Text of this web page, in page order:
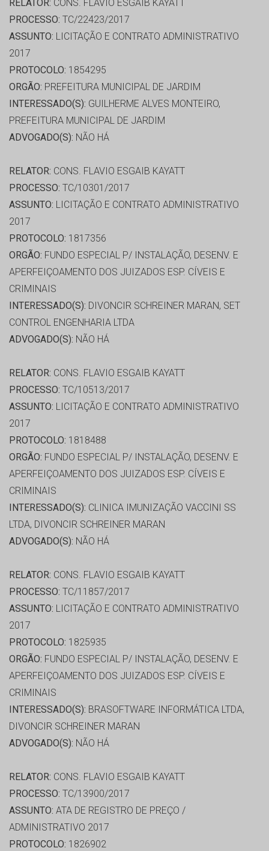
RELATOR: CONS. FLAVIO ESGAIB KAYATT
PROCESSO: TC/22423/2017
ASSUNTO: LICITAÇÃO E CONTRATO ADMINISTRATIVO
2017
PROTOCOLO: 1854295
ORGÃO: PREFEITURA MUNICIPAL DE JARDIM
INTERESSADO(S): GUILHERME ALVES MONTEIRO,
PREFEITURA MUNICIPAL DE JARDIM
ADVOGADO(S): NÃO HÁ
RELATOR: CONS. FLAVIO ESGAIB KAYATT
PROCESSO: TC/10301/2017
ASSUNTO: LICITAÇÃO E CONTRATO ADMINISTRATIVO
2017
PROTOCOLO: 1817356
ORGÃO: FUNDO ESPECIAL P/ INSTALAÇÃO, DESENV. E
APERFEIÇOAMENTO DOS JUIZADOS ESP. CÍVEIS E
CRIMINAIS
INTERESSADO(S): DIVONCIR SCHREINER MARAN, SET
CONTROL ENGENHARIA LTDA
ADVOGADO(S): NÃO HÁ
RELATOR: CONS. FLAVIO ESGAIB KAYATT
PROCESSO: TC/10513/2017
ASSUNTO: LICITAÇÃO E CONTRATO ADMINISTRATIVO
2017
PROTOCOLO: 1818488
ORGÃO: FUNDO ESPECIAL P/ INSTALAÇÃO, DESENV. E
APERFEIÇOAMENTO DOS JUIZADOS ESP. CÍVEIS E
CRIMINAIS
INTERESSADO(S): CLINICA IMUNIZAÇÃO VACCINI SS
LTDA, DIVONCIR SCHREINER MARAN
ADVOGADO(S): NÃO HÁ
RELATOR: CONS. FLAVIO ESGAIB KAYATT
PROCESSO: TC/11857/2017
ASSUNTO: LICITAÇÃO E CONTRATO ADMINISTRATIVO
2017
PROTOCOLO: 1825935
ORGÃO: FUNDO ESPECIAL P/ INSTALAÇÃO, DESENV. E
APERFEIÇOAMENTO DOS JUIZADOS ESP. CÍVEIS E
CRIMINAIS
INTERESSADO(S): BRASOFTWARE INFORMÁTICA LTDA,
DIVONCIR SCHREINER MARAN
ADVOGADO(S): NÃO HÁ
RELATOR: CONS. FLAVIO ESGAIB KAYATT
PROCESSO: TC/13900/2017
ASSUNTO: ATA DE REGISTRO DE PREÇO /
ADMINISTRATIVO 2017
PROTOCOLO: 1826902